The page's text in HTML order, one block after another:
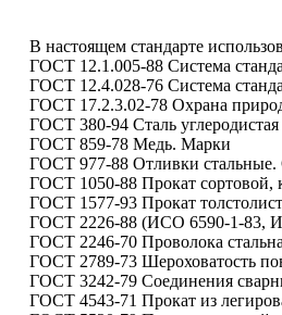
В настоящем стандарте
ГОСТ 12.1.005-88 Система
ГОСТ 12.4.028-76 Система
ГОСТ 17.2.3.02-78 Охрана
ГОСТ 380-94 Сталь
ГОСТ 859-78 Медь. Марки
ГОСТ 977-88 Отливки стальные.
ГОСТ 1050-88 Прокат сортовой,
ГОСТ 1577-93 Прокат
ГОСТ 2226-88 (ИСО 6590-1-83,
ГОСТ 2246-70 Проволока
ГОСТ 2789-73 Шероховатость
ГОСТ 3242-79 Соединения
ГОСТ 4543-71 Прокат из